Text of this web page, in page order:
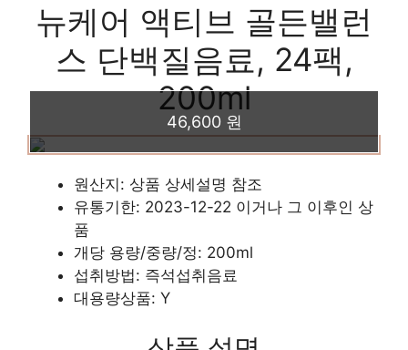
뉴케어 액티브 골든밸런
스 단백질음료, 24팩,
200ml
46,600 원
원산지: 상품 상세설명 참조
유통기한: 2023-12-22 이거나 그 이후인 상
품
개당 용량/중량/정: 200ml
섭취방법: 즉석섭취음료
대용량상품: Y